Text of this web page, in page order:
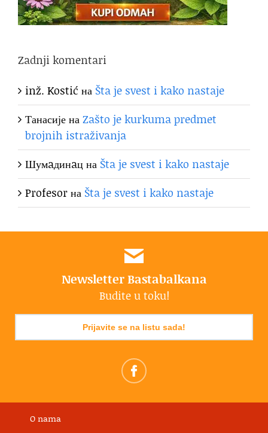
Zadnji komentari
inž. Kostić на Šta je svest i kako nastaje
ТанасијенаZašto je kurkuma predmet
brojnih istraživanja
Шумaдинaцна Šta je svest i kako nastaje
Profesorна Šta je svest i kako nastaje
Newsletter Bastabalkana
Budite u toku!
Prijavite se na listu sada!
O nama